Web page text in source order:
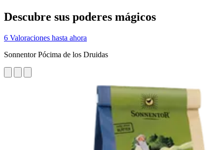
Descubre sus poderes mágicos
6 Valoraciones hasta ahora
Sonnentor Pócima de los Druidas